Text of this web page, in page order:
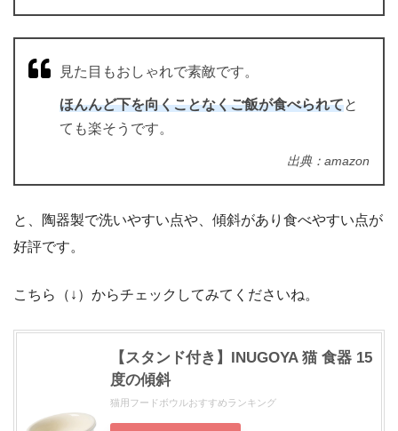
見た目もおしゃれで素敵です。
ほんんど下を向くことなくご飯が食べられてと
ても楽そうです。
出典：amazon
と、陶器製で洗いやすい点や、傾斜があり食べやすい点が
好評です。
こちら（↓）からチェックしてみてくださいね。
【スタンド付き】INUGOYA 猫 食器 15
度の傾斜
猫用フードボウルおすすめランキング